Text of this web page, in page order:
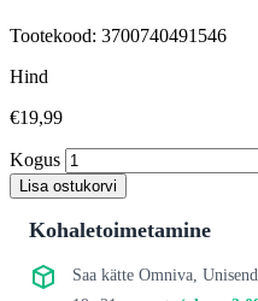
Tootekood: 3700740491546
Hind
€19,99
Kogus
Lisa ostukorvi
Kohaletoimetamine
Saa kätte Omniva,